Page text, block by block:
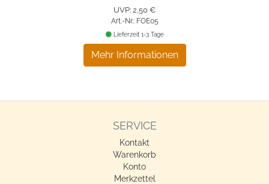
UVP: 2,50 €
Art.-Nr.: FOE05
Mehr Informationen
Lieferzeit 1-3 Tage
SERVICE
Kontakt
Warenkorb
Konto
Merkzettel